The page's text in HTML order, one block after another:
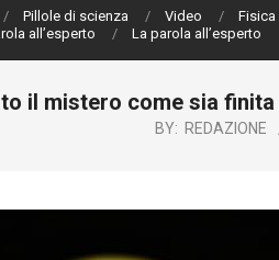
Pillole di scienza Video Fisica
all’esperto La parola all’esperto
il mistero come sia finita
BY: REDAZIONE